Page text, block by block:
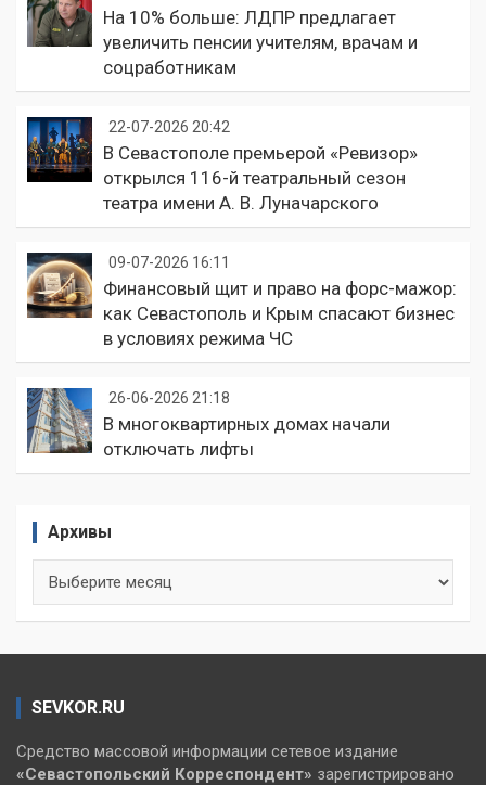
На 10% больше: ЛДПР предлагает
увеличить пенсии учителям, врачам и
соцработникам
22-07-2026 20:42
В Севастополе премьерой «Ревизор»
открылся 116-й театральный сезон
театра имени А. В. Луначарского
09-07-2026 16:11
Финансовый щит и право на форс-мажор:
как Севастополь и Крым спасают бизнес
в условиях режима ЧС
26-06-2026 21:18
В многоквартирных домах начали
отключать лифты
Архивы
SEVKOR.RU
Средство массовой информации сетевое издание
«Севастопольский Корреспондент» зарегистрировано